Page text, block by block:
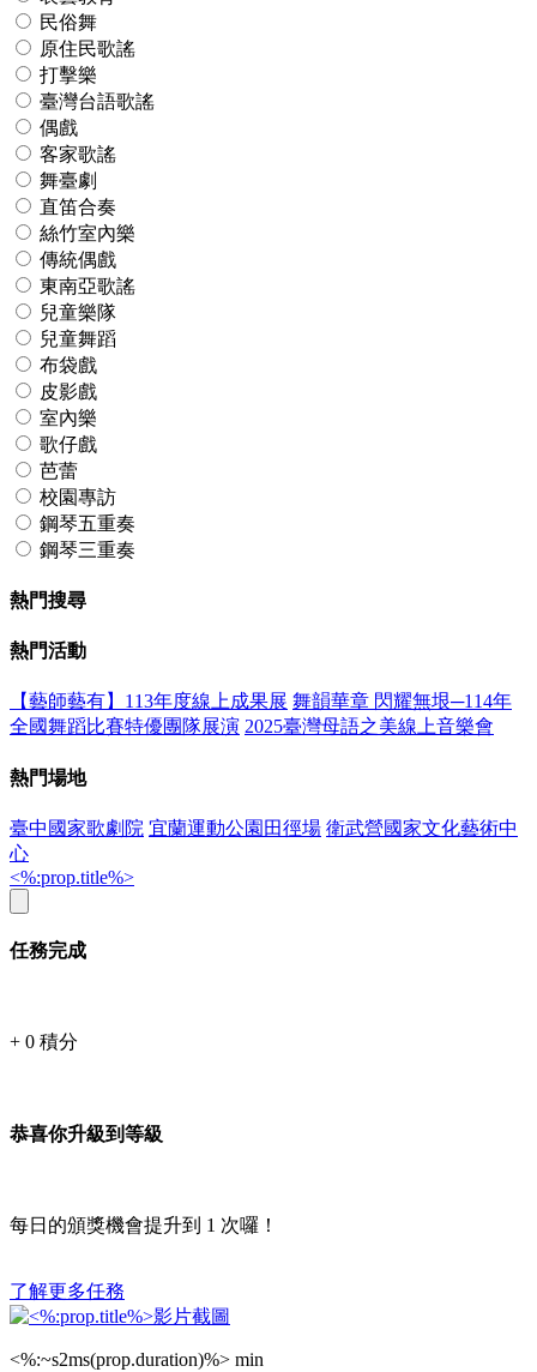
民俗舞
原住民歌謠
打擊樂
臺灣台語歌謠
偶戲
客家歌謠
舞臺劇
直笛合奏
絲竹室內樂
傳統偶戲
東南亞歌謠
兒童樂隊
兒童舞蹈
布袋戲
皮影戲
室內樂
歌仔戲
芭蕾
校園專訪
鋼琴五重奏
鋼琴三重奏
熱門搜尋
熱門活動
【藝師藝有】113年度線上成果展 舞韻華章 閃耀無垠─114年
全國舞蹈比賽特優團隊展演 2025臺灣母語之美線上音樂會
熱門場地
臺中國家歌劇院 宜蘭運動公園田徑場 衛武營國家文化藝術中
心
<%:prop.title%>
任務完成
+ 0 積分
恭喜你升級到等級
每日的頒獎機會提升到 1 次囉！
了解更多任務
<%:~s2ms(prop.duration)%> min